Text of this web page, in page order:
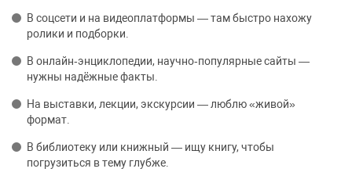
В соцсети и на видеоплатформы — там быстро нахожу
ролики и подборки.
В онлайн‑энциклопедии, научно‑популярные сайты —
нужны надёжные факты.
На выставки, лекции, экскурсии — люблю «живой»
формат.
В библиотеку или книжный — ищу книгу, чтобы
погрузиться в тему глубже.